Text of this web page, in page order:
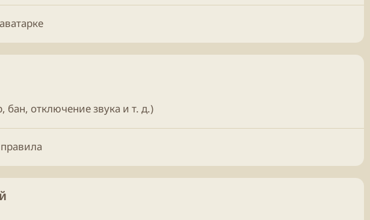
бан, отключение звука и т. д.)